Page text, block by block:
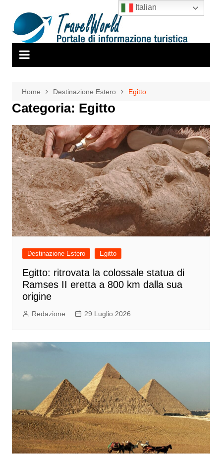
contenuto
Home Destinazione Estero Egitto
Categoria: Egitto
Destinazione Estero Egitto
Egitto: ritrovata la colossale statua di
Ramses II eretta a 800 km dalla sua
origine
Redazione 29 Luglio 2026
Italian